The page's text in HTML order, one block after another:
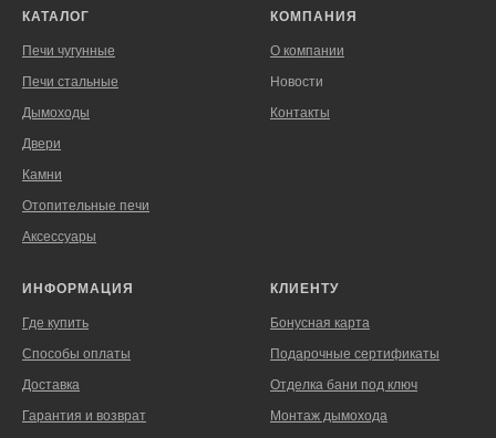
КАТАЛОГ
Печи чугунные
Печи стальные
Дымоходы
Двери
Камни
Отопительные печи
Аксессуары
КОМПАНИЯ
О компании
Новости
Контакты
ИНФОРМАЦИЯ
Где купить
Способы оплаты
Доставка
Гарантия и возврат
КЛИЕНТУ
Бонусная карта
Подарочные сертификаты
Отделка бани под ключ
Монтаж дымохода